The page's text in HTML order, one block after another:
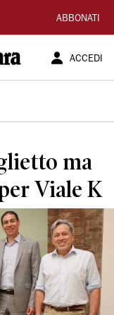
ABBONATI
ACCEDI
ma
Viale K